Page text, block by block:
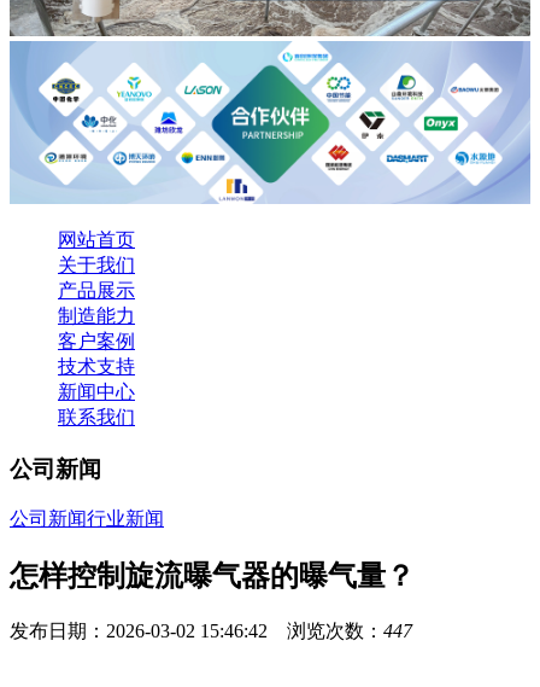
网站首页
关于我们
产品展示
制造能力
客户案例
技术支持
新闻中心
联系我们
公司新闻
公司新闻行业新闻
怎样控制旋流曝气器的曝气量？
发布日期：2026-03-02 15:46:42 浏览次数： 447